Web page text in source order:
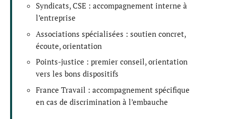
Syndicats, CSE : accompagnement interne à
l’entreprise
Associations spécialisées : soutien concret,
écoute, orientation
Points-justice : premier conseil, orientation
vers les bons dispositifs
France Travail : accompagnement spécifique
en cas de discrimination à l’embauche